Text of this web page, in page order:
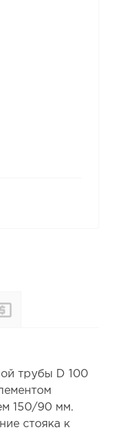
трубы D 100
150/90 мм.
стояка к